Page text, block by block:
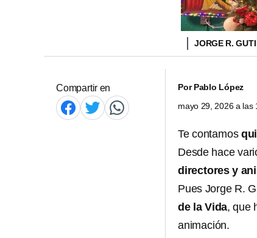
JORGE R.
Compartir en PorPablo López
mayo 29, 2026 a las
Te contamos
Desde hace
directores y
Pues Jorge R.
de la Vida, que
animación.